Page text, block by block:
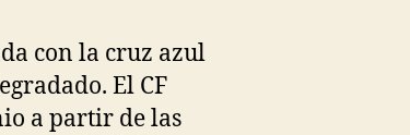
con la cruz azul
El CF
a partir de las